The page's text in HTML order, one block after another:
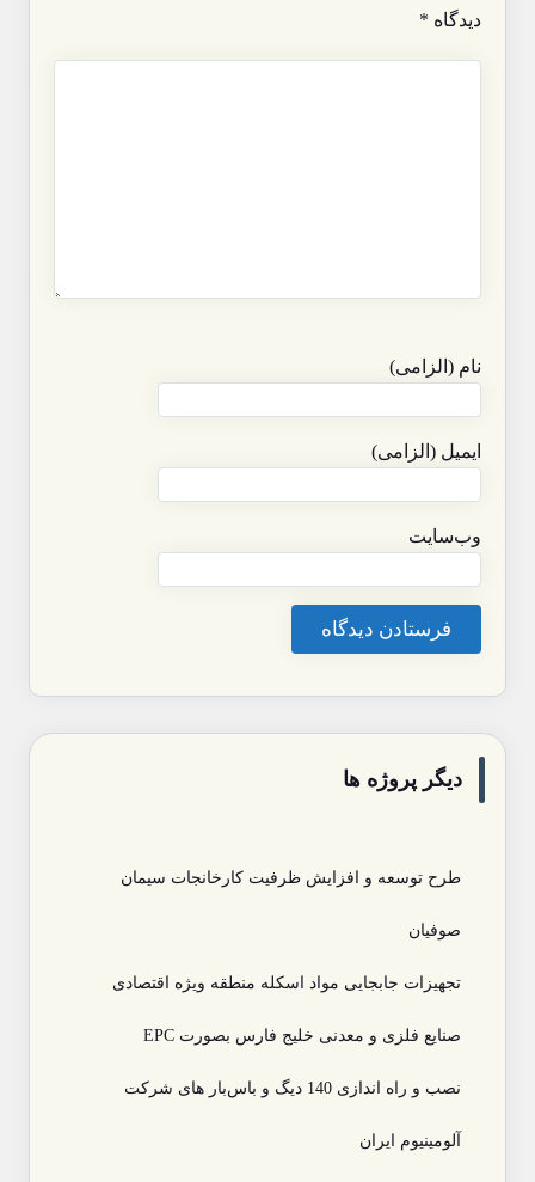
دیدگاه *
نام (الزامی)
ایمیل (الزامی)
وب‌سایت
دیگر پروژه ها
طرح توسعه و افزایش ظرفیت کارخانجات سیمان
صوفیان
تجهیزات جابجایی مواد اسکله منطقه ویژه اقتصادی
صنایع فلزی و معدنی خلیج فارس بصورت EPC
نصب و راه اندازی 140 دیگ و باس‌بار های شرکت
آلومینیوم ایران